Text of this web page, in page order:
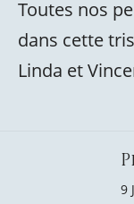
Toutes nos
dans cette
Linda et
9